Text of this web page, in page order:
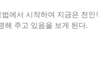
에서 시작하여 지금은 전
해 주고 있음을 보게 된다.